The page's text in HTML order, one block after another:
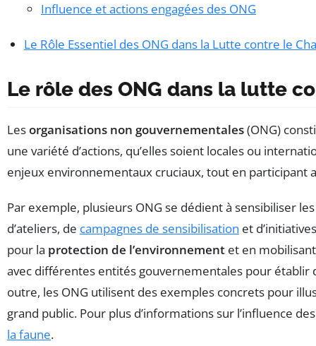
Influence et actions engagées des ONG
Le Rôle Essentiel des ONG dans la Lutte contre le
Le rôle des ONG dans la lutte
Lesorganisations non gouvernementales(ONG)
une variété d’actions, qu’elles soient locales ou
enjeux environnementaux cruciaux, tout en participant
Par exemple, plusieurs ONG se dédient à sensibiliser
d’ateliers, de campagnes de sensibilisation et
pour la protection de l’environnement et en
avec différentes entités gouvernementales pour établir
outre, les ONG utilisent des exemples concrets pour
grand public. Pour plus d’informations sur l’influence
la faune.